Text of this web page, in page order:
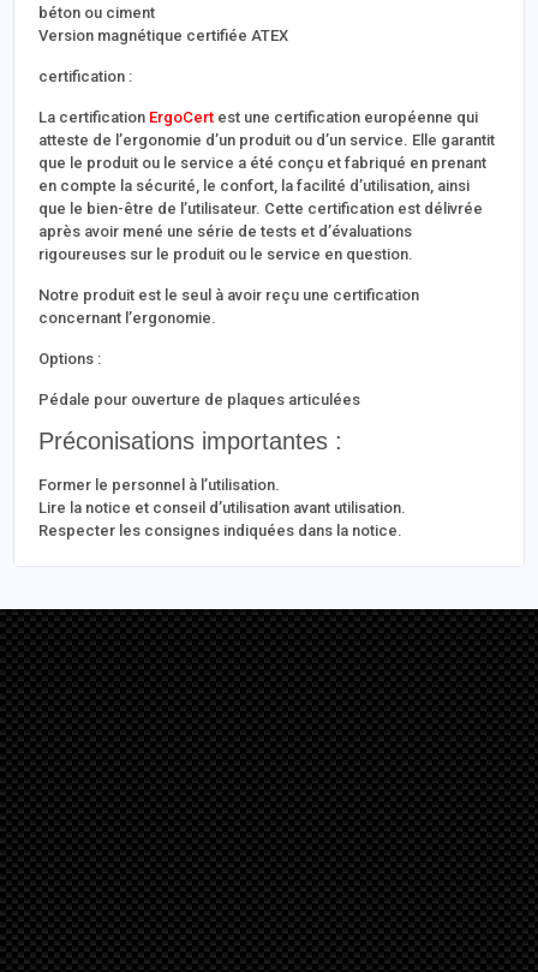
béton ou ciment
Version magnétique certifiée ATEX
certification :
La certification ErgoCert est une certification européenne qui
atteste de l’ergonomie d’un produit ou d’un service. Elle garantit
que le produit ou le service a été conçu et fabriqué en prenant
en compte la sécurité, le confort, la facilité d’utilisation, ainsi
que le bien-être de l’utilisateur. Cette certification est délivrée
après avoir mené une série de tests et d’évaluations
rigoureuses sur le produit ou le service en question.
Notre produit est le seul à avoir reçu une certification
concernant l’ergonomie.
Options :
Pédale pour ouverture de plaques articulées
Préconisations importantes :
Former le personnel à l’utilisation.
Lire la notice et conseil d’utilisation avant utilisation.
Respecter les consignes indiquées dans la notice.